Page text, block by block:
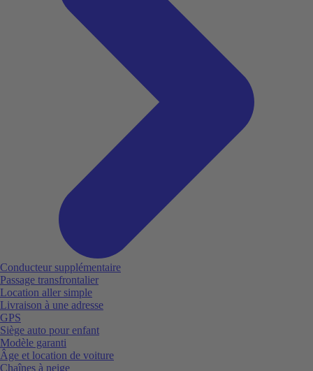
Conducteur supplémentaire
Passage transfrontalier
Location aller simple
Livraison à une adresse
GPS
Siège auto pour enfant
Modèle garanti
Âge et location de voiture
Chaînes à neige